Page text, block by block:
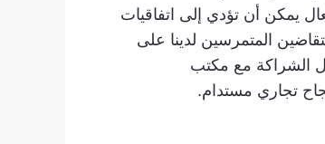
يمكن أن تؤدي إلى اتفاقيات
المتمرسين لدينا على
الشراكة مع مكتب
تجاري مستدام.